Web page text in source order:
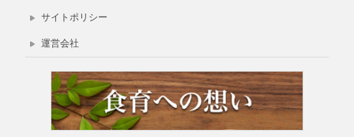
サイトポリシー
運営会社